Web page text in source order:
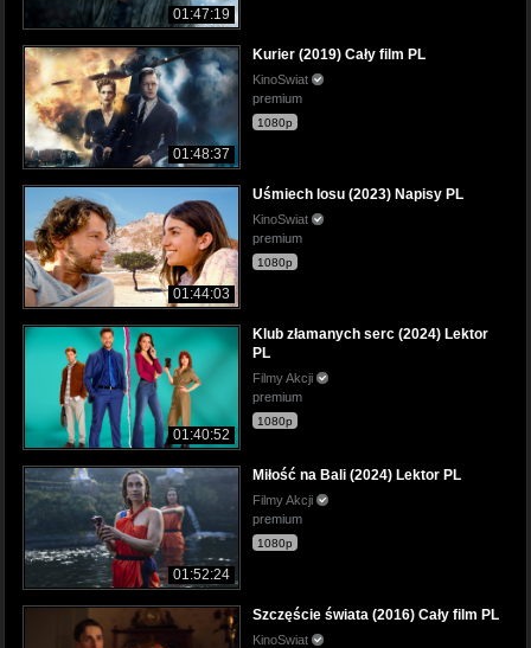
01:47:19
01:48:37
Kurier (2019) Cały film PL
KinoSwiat
premium
1080p
01:44:03
Uśmiech losu (2023) Napisy PL
KinoSwiat
premium
1080p
01:40:52
Klub złamanych serc (2024) Lektor
PL
Filmy Akcji
premium
1080p
01:52:24
Miłość na Bali (2024) Lektor PL
Filmy Akcji
premium
1080p
Szczęście świata (2016) Cały film PL
KinoSwiat